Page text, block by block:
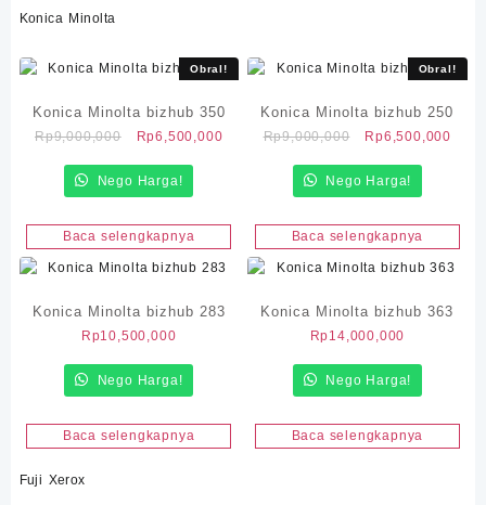
Konica Minolta
Obral!
Konica Minolta bizhub 350
Rp9,000,000
Harga
adalah:
Rp6,500,000Harga
Rp6,500,000.
Nego Harga!
Baca selengkapnya
Obral!
Konica Minolta bizhub 250
Rp9,000,000
Harga
adalah:
Rp6,500,000
Nego Harga!
Baca selengkapnya
Konica Minolta bizhub 283
Rp10,500,000
Nego Harga!
Baca selengkapnya
Konica Minolta bizhub 363
Rp14,000,000
Nego Harga!
Baca selengkapnya
Fuji Xerox